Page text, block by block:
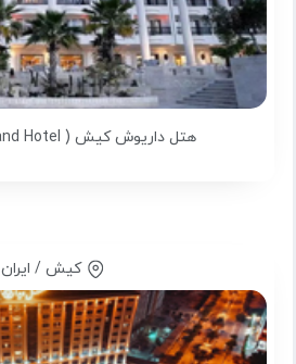
هتل داریوش کیش ( Dariush Grand Hotel )
کیش / ایران